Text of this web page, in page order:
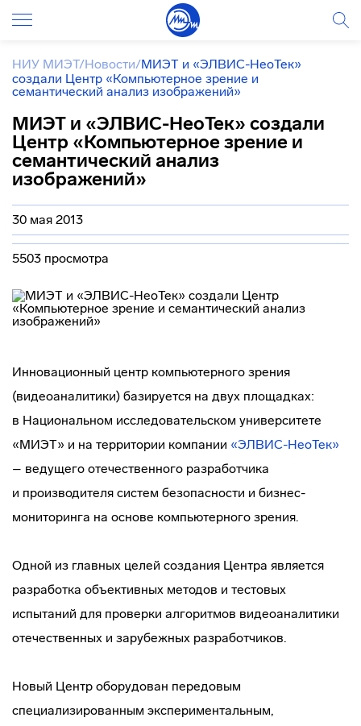
НИУ МИЭТ/Новости/МИЭТ и «ЭЛВИС-НеоТек»
создали Центр «Компьютерное зрение и
семантический анализ изображений»
МИЭТ и «ЭЛВИС-НеоТек» создали
Центр «Компьютерное зрение и
семантический анализ
изображений»
30 мая 2013
5503 просмотра
Инновационный центр компьютерного зрения
(видеоаналитики) базируется на двух площадках:
в Национальном исследовательском университете
«МИЭТ» и на территории компании «ЭЛВИС-НеоТек»
– ведущего отечественного разработчика
и производителя систем безопасности и бизнес-
мониторинга на основе компьютерного зрения.
Одной из главных целей создания Центра является
разработка объективных методов и тестовых
испытаний для проверки алгоритмов видеоаналитики
отечественных и зарубежных разработчиков.
Новый Центр оборудован передовым
специализированным экспериментальным,